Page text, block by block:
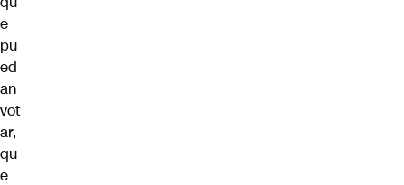
e
pu
ed
an
vot
ar,
qu
e